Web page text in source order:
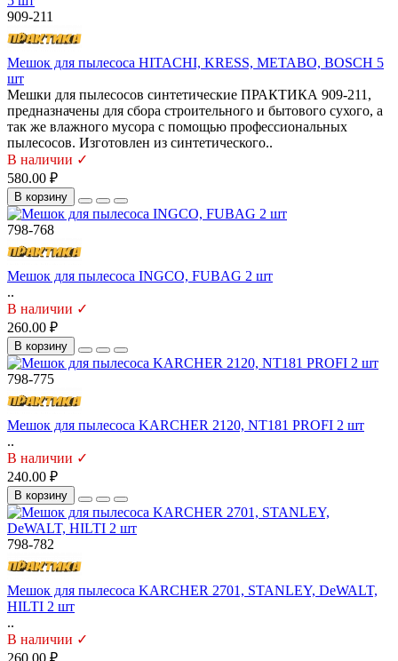
909-211
Мешок для пылесоса HITACHI, KRESS, METABO, BOSCH 5
шт
Мешки для пылесосов синтетические ПРАКТИКА 909-211,
предназначены для сбора строительного и бытового сухого, а
так же влажного мусора с помощью профессиональных
пылесосов. Изготовлен из синтетического..
В наличии ✓
580.00 ₽
В корзину
798-768
Мешок для пылесоса INGCO, FUBAG 2 шт
..
В наличии ✓
260.00 ₽
В корзину
798-775
Мешок для пылесоса KARCHER 2120, NT181 PROFI 2 шт
..
В наличии ✓
240.00 ₽
В корзину
798-782
Мешок для пылесоса KARCHER 2701, STANLEY, DeWALT,
HILTI 2 шт
..
В наличии ✓
260.00 ₽